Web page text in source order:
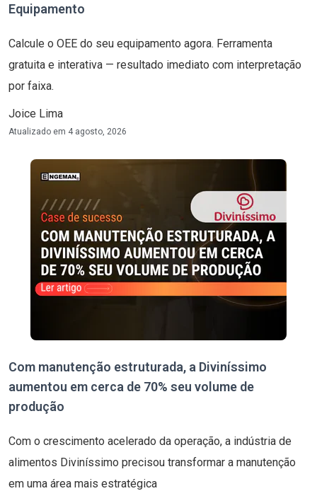
Equipamento
Calcule o OEE do seu equipamento agora. Ferramenta
gratuita e interativa — resultado imediato com interpretação
por faixa.
Joice Lima
Atualizado em 4 agosto, 2026
Com manutenção estruturada, a Diviníssimo
aumentou em cerca de 70% seu volume de
produção
Com o crescimento acelerado da operação, a indústria de
alimentos Diviníssimo precisou transformar a manutenção
em uma área mais estratégica